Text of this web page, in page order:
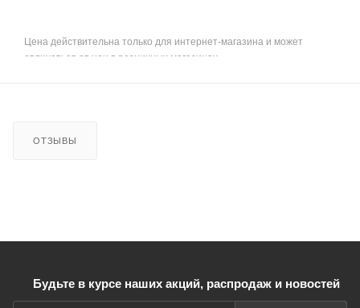
Цена действительна только для интернет-магазина и может
отличаться от цен в розничных магазинах
ОТЗЫВЫ
Будьте в курсе наших акций, распродаж и новостей